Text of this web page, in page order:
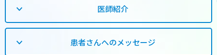
医師紹介
患者さんへのメッセージ